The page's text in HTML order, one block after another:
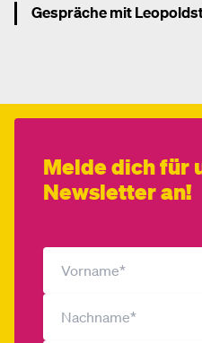
Gespräche mit
Melde dich für
Newsletter an!